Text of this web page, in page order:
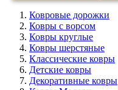
Ковровые дорожки
Ковры с ворсом
Ковры круглые
Ковры шерстяные
Классические ковры
Детские ковры
Декоративные ковры